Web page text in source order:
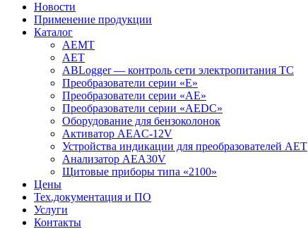
Новости
Применение продукции
Каталог
АЕМТ
АЕТ
ABLogger — контроль сети электропитания ТС
Преобразователи серии «Е»
Преобразователи серии «АЕ»
Преобразователи серии «AEDC»
Оборудование для бензоколонок
Активатор AEAC-12V
Устройства индикации для преобразователей АЕТ
Анализатор АЕA30V
Щитовые приборы типа «2100»
Цены
Тех.документация и ПО
Услуги
Контакты